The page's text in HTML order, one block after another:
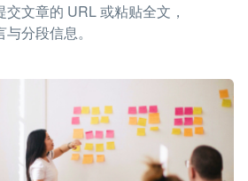
文章的 URL 或粘贴全文，
分段信息。